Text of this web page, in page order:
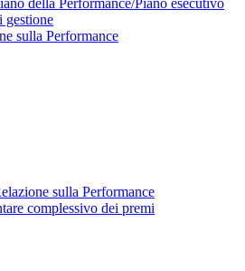
della Performance/Piano esecutivo
gestione
sulla Performance
sulla Performance
complessivo dei premi